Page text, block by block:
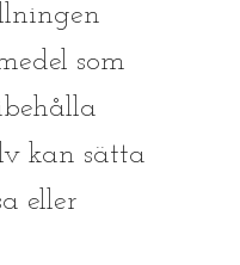
som
kan sätta
eller